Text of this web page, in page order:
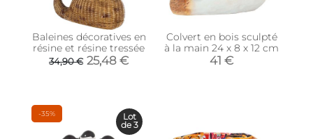
Baleines décoratives en
résine et résine tressée
34,90 € 25,48 €
Colvert en bois sculpté
à la main 24 x 8 x 12 cm
41 €
-35%
Lot
de 3